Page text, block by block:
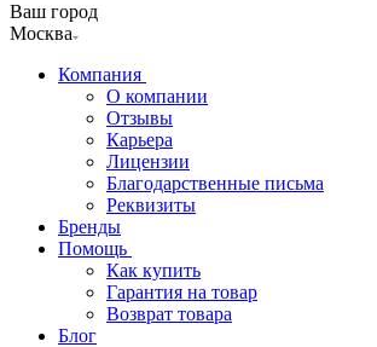
Ваш город
Москва
Компания
О компании
Отзывы
Карьера
Лицензии
Благодарственные письма
Реквизиты
Бренды
Помощь
Как купить
Гарантия на товар
Возврат товара
Блог